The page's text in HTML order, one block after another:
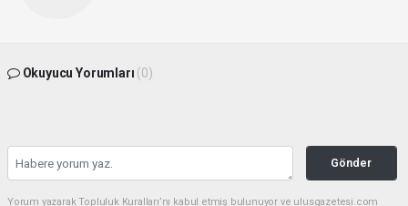
Okuyucu Yorumları (0)
Gönder
Yorum yazarak Topluluk Kuralları’nı kabul etmiş bulunuyor ve ulusgazetesi.com